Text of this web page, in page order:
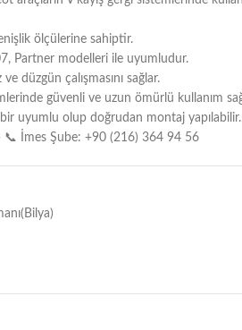
ölçülerine sahiptir.
Partner modelleri ile uyumludur.
düzgün çalışmasını sağlar.
güvenli ve uzun ömürlü kullanım
uyumlu olup doğrudan montaj yapılabilir.
İmes Şube: +90 (216) 364 94 56